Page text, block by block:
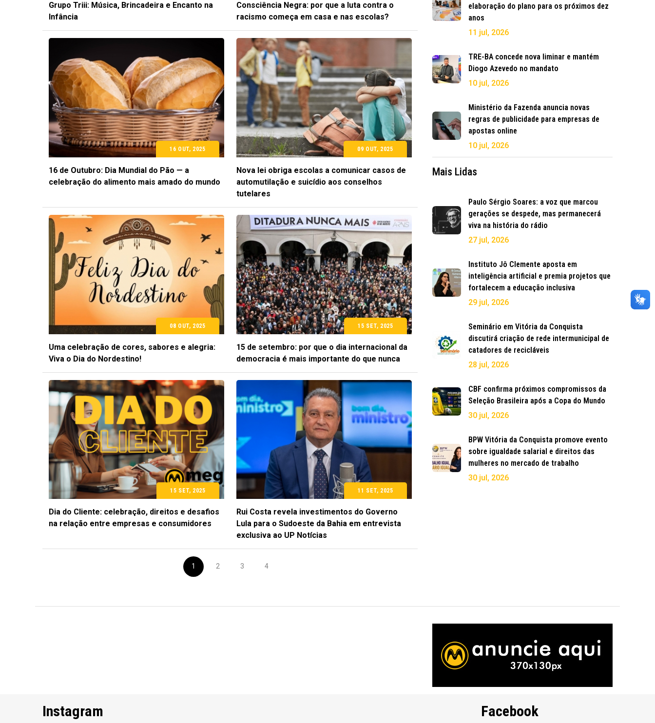
Grupo Triii: Música, Brincadeira e Encanto na
Infância
Consciência Negra: por que a luta contra o
racismo começa em casa e nas escolas?
16 OUT, 2025
16 de Outubro: Dia Mundial do Pão — a
celebração do alimento mais amado do mundo
09 OUT, 2025
Nova lei obriga escolas a comunicar casos de
automutilação e suicídio aos conselhos
tutelares
08 OUT, 2025
Uma celebração de cores, sabores e alegria:
Viva o Dia do Nordestino!
15 SET, 2025
15 de setembro: por que o dia internacional da
democracia é mais importante do que nunca
15 SET, 2025
Dia do Cliente: celebração, direitos e desafios
na relação entre empresas e consumidores
11 SET, 2025
Rui Costa revela investimentos do Governo
Lula para o Sudoeste da Bahia em entrevista
exclusiva ao UP Notícias
1 2 3 4
elaboração do plano para os próximos dez
anos
11 jul, 2026
TRE-BA concede nova liminar e mantém
Diogo Azevedo no mandato
10 jul, 2026
Ministério da Fazenda anuncia novas
regras de publicidade para empresas de
apostas online
10 jul, 2026
Mais Lidas
Paulo Sérgio Soares: a voz que marcou
gerações se despede, mas permanecerá
viva na história do rádio
27 jul, 2026
Instituto Jô Clemente aposta em
inteligência artificial e premia projetos que
fortalecem a educação inclusiva
29 jul, 2026
Seminário em Vitória da Conquista
discutirá criação de rede intermunicipal de
catadores de recicláveis
28 jul, 2026
CBF confirma próximos compromissos da
Seleção Brasileira após a Copa do Mundo
30 jul, 2026
BPW Vitória da Conquista promove evento
sobre igualdade salarial e direitos das
mulheres no mercado de trabalho
30 jul, 2026
Instagram Facebook